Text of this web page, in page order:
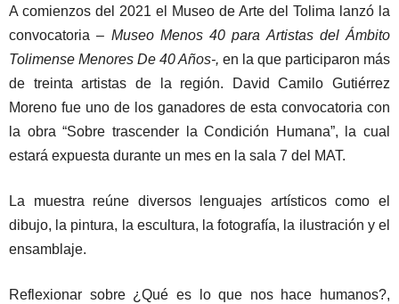
A comienzos del 2021 el Museo de Arte del Tolima lanzó la
convocatoria – Museo Menos 40 para Artistas del Ámbito
Tolimense Menores De 40 Años-, en la que participaron más
de treinta artistas de la región. David Camilo Gutiérrez
Moreno fue uno de los ganadores de esta convocatoria con
la obra “Sobre trascender la Condición Humana”, la cual
estará expuesta durante un mes en la sala 7 del MAT.
La muestra reúne diversos lenguajes artísticos como el
dibujo, la pintura, la escultura, la fotografía, la ilustración y el
ensamblaje.
Reflexionar sobre ¿Qué es lo que nos hace humanos?,